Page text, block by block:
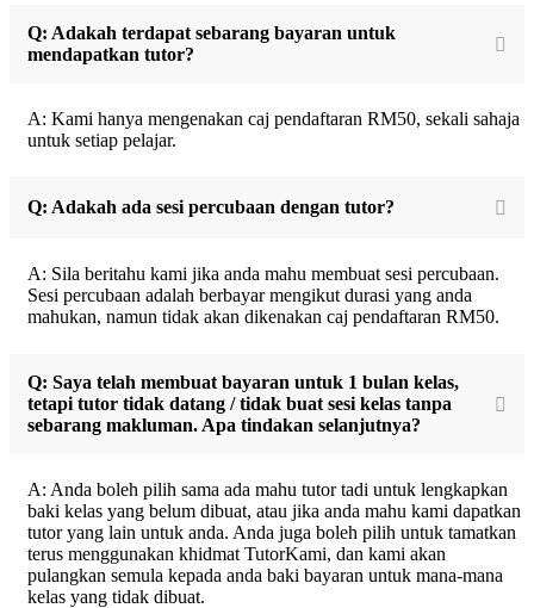
Q: Adakah terdapat sebarang bayaran untuk
mendapatkan tutor?
A: Kami hanya mengenakan caj pendaftaran RM50, sekali sahaja
untuk setiap pelajar.
Q: Adakah ada sesi percubaan dengan tutor?
A: Sila beritahu kami jika anda mahu membuat sesi percubaan.
Sesi percubaan adalah berbayar mengikut durasi yang anda
mahukan, namun tidak akan dikenakan caj pendaftaran RM50.
Q: Saya telah membuat bayaran untuk 1 bulan kelas,
tetapi tutor tidak datang / tidak buat sesi kelas tanpa
sebarang makluman. Apa tindakan selanjutnya?
A: Anda boleh pilih sama ada mahu tutor tadi untuk lengkapkan
baki kelas yang belum dibuat, atau jika anda mahu kami dapatkan
tutor yang lain untuk anda. Anda juga boleh pilih untuk tamatkan
terus menggunakan khidmat TutorKami, dan kami akan
pulangkan semula kepada anda baki bayaran untuk mana-mana
kelas yang tidak dibuat.